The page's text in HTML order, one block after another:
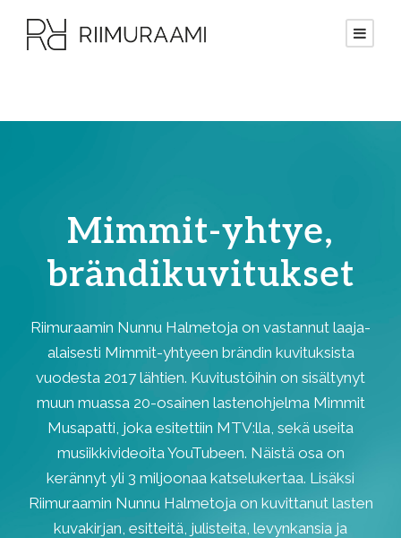
Mimmit-yhtye,
brändikuvitukset
Riimuraamin Nunnu Halmetoja on vastannut laaja-
alaisesti Mimmit-yhtyeen brändin kuvituksista
vuodesta 2017 lähtien. Kuvitustöihin on sisältynyt
muun muassa 20-osainen lastenohjelma Mimmit
Musapatti, joka esitettiin MTV:lla, sekä useita
musiikkivideoita YouTubeen. Näistä osa on
kerännyt yli 3 miljoonaa katselukertaa. Lisäksi
Riimuraamin Nunnu Halmetoja on kuvittanut lasten
kuvakirjan, esitteitä, julisteita, levynkansia ja